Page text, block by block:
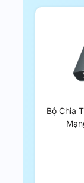
Thiết
Tương tự
Thiết kế
khối
Bộ Chia